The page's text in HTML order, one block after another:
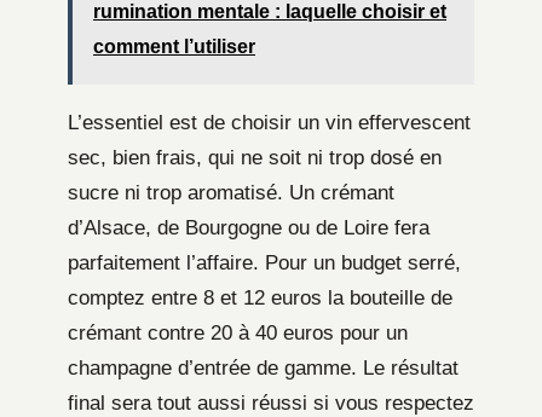
rumination mentale : laquelle choisir et
comment l’utiliser
L’essentiel est de choisir un vin effervescent
sec, bien frais, qui ne soit ni trop dosé en
sucre ni trop aromatisé. Un crémant
d’Alsace, de Bourgogne ou de Loire fera
parfaitement l’affaire. Pour un budget serré,
comptez entre 8 et 12 euros la bouteille de
crémant contre 20 à 40 euros pour un
champagne d’entrée de gamme. Le résultat
final sera tout aussi réussi si vous respectez